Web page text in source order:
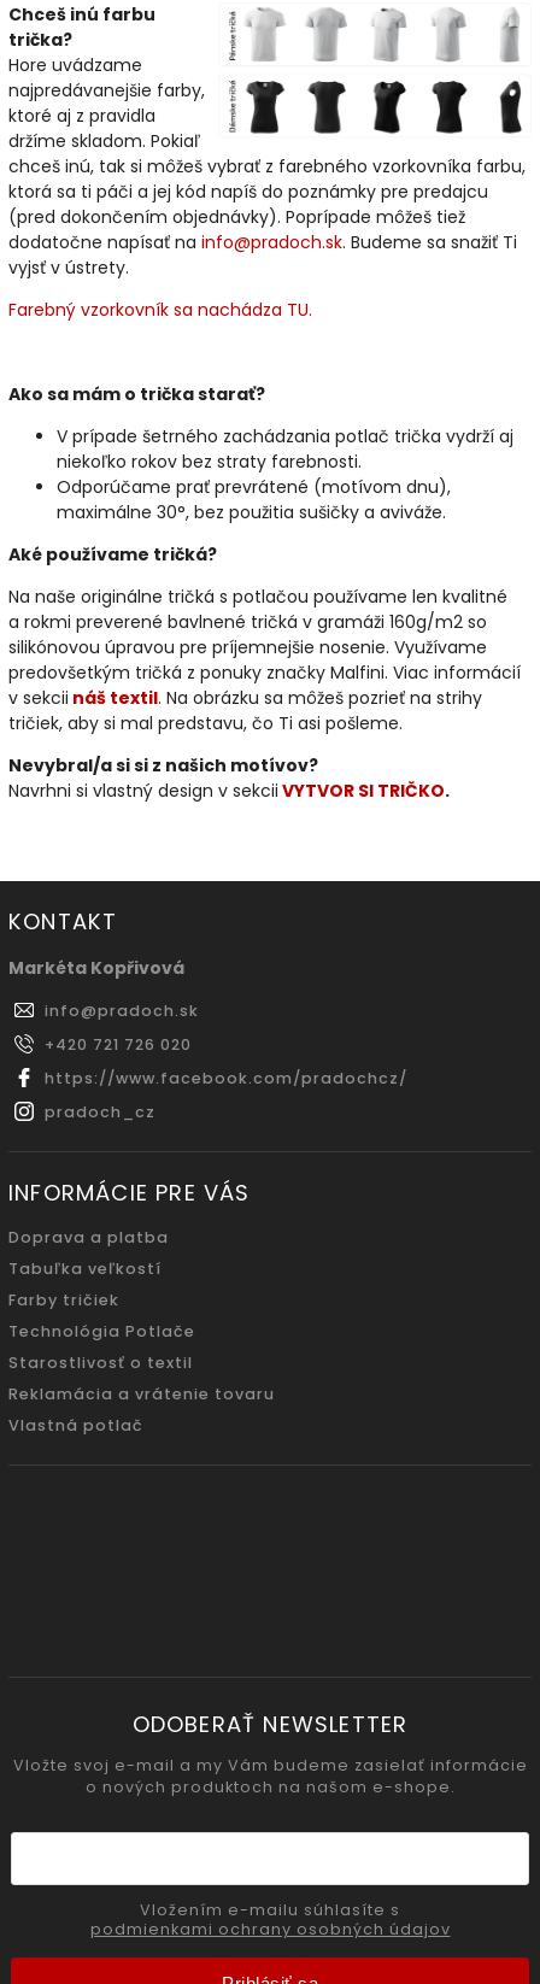
Chceš inú farbu
trička?
Hore uvádzame
najpredávanejšie farby,
ktoré aj z pravidla
držíme skladom. Pokiaľ
chceš inú, tak si môžeš vybrať z farebného vzorkovníka farbu,
ktorá sa ti páči a jej kód napíš do poznámky pre predajcu
(pred dokončením objednávky). Poprípade môžeš tiež
dodatočne napísať na info@pradoch.sk. Budeme sa snažiť Ti
vyjsť v ústrety.
Farebný vzorkovník sa nachádza TU.
Ako sa mám o trička starať?
V prípade šetrného zachádzania potlač trička vydrží aj
niekoľko rokov bez straty farebnosti.
Odporúčame prať prevrátené (motívom dnu),
maximálne 30°, bez použitia sušičky a aviváže.
Aké používame tričká?
Na naše originálne tričká s potlačou používame len kvalitné
a rokmi preverené bavlnené tričká v gramáži 160g/m2 so
silikónovou úpravou pre príjemnejšie nosenie. Využívame
predovšetkým tričká z ponuky značky Malfini. Viac informácií
v sekcii náš textil. Na obrázku sa môžeš pozrieť na strihy
tričiek, aby si mal predstavu, čo Ti asi pošleme.
Nevybral/a si si z našich motívov?
Navrhni si vlastný design v sekcii VYTVOR SI TRIČKO.
KONTAKT
Markéta Kopřivová
info@pradoch.sk
+420 721 726 020
https://www.facebook.com/pradochcz/
pradoch_cz
INFORMÁCIE PRE VÁS
Doprava a platba
Tabuľka veľkostí
Farby tričiek
Technológia Potlače
Starostlivosť o textil
Reklamácia a vrátenie tovaru
Vlastná potlač
ODOBERAŤ NEWSLETTER
Vložte svoj e-mail a my Vám budeme zasielať informácie
o nových produktoch na našom e-shope.
podmienkami ochrany osobných údajov